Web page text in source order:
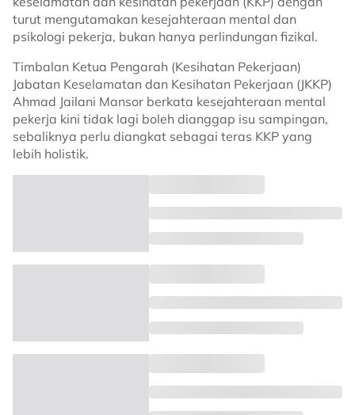
turut mengutamakan kesejahteraan mental dan
psikologi pekerja, bukan hanya perlindungan fizikal.
Timbalan Ketua Pengarah (Kesihatan Pekerjaan)
Jabatan Keselamatan dan Kesihatan Pekerjaan (JKKP)
Ahmad Jailani Mansor berkata kesejahteraan mental
pekerja kini tidak lagi boleh dianggap isu sampingan,
sebaliknya perlu diangkat sebagai teras KKP yang
lebih holistik.